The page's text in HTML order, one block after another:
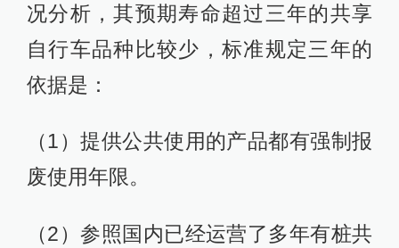
况分析，其预期寿命超过三年的共享
自行车品种比较少，标准规定三年的
依据是：
（1）提供公共使用的产品都有强制报
废使用年限。
（2）参照国内已经运营了多年有桩共